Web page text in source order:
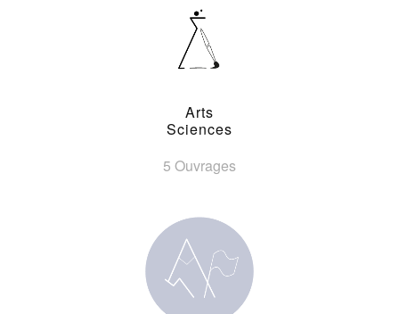
Arts
Sciences
5 Ouvrages